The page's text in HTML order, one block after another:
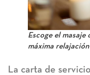
Escoge el masaje
máxima relajación
La carta de